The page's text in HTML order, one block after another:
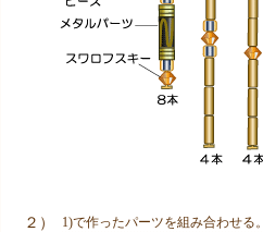
２）
1)で作ったパーツを組み合わせる。